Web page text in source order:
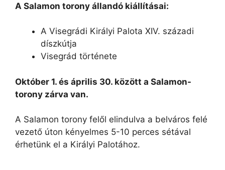
A Salamon torony állandó kiállításai:
A Visegrádi Királyi Palota XIV. századi
díszkútja
Visegrád története
Október 1. és április 30. között a Salamon-
torony zárva van.
A Salamon torony felől elindulva a belváros felé
vezető úton kényelmes 5-10 perces sétával
érhetünk el a Királyi Palotához.